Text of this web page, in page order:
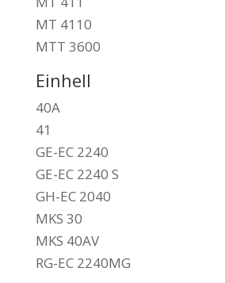
MT 4110
MTT 3600
Einhell
40A
41
GE-EC 2240
GE-EC 2240 S
GH-EC 2040
MKS 30
MKS 40AV
RG-EC 2240MG